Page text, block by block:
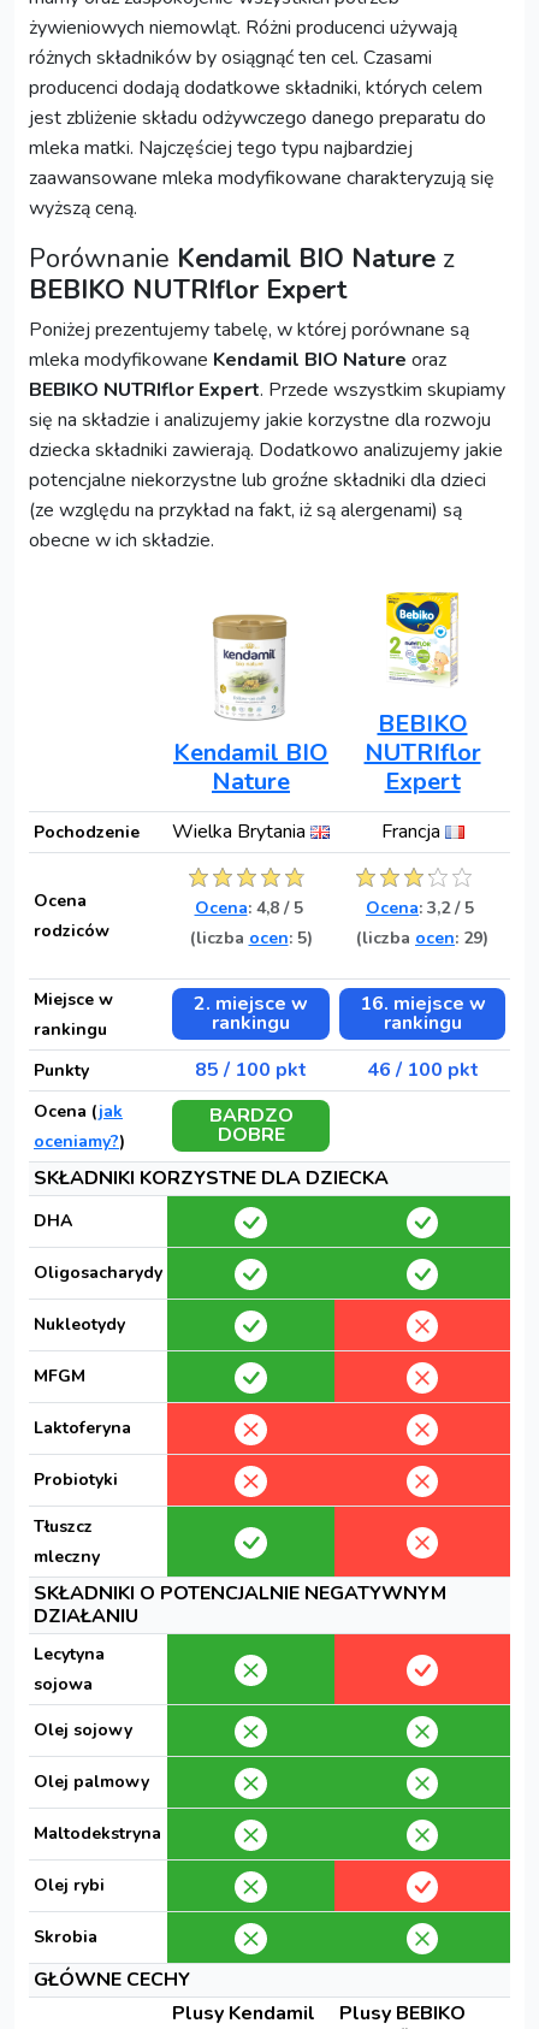
żywieniowych niemowląt. Różni producenci używają
różnych składników by osiągnąć ten cel. Czasami
producenci dodają dodatkowe składniki, których celem
jest zbliżenie składu odżywczego danego preparatu do
mleka matki. Najczęściej tego typu najbardziej
zaawansowane mleka modyfikowane charakteryzują się
wyższą ceną.
Porównanie Kendamil BIO Nature z
BEBIKO NUTRIflor Expert
Poniżej prezentujemy tabelę, w której porównane są
mleka modyfikowane Kendamil BIO Nature oraz
BEBIKO NUTRIflor Expert. Przede wszystkim skupiamy
się na składzie i analizujemy jakie korzystne dla rozwoju
dziecka składniki zawierają. Dodatkowo analizujemy jakie
potencjalne niekorzystne lub groźne składniki dla dzieci
(ze względu na przykład na fakt, iż są alergenami) są
obecne w ich składzie.
Kendamil BIO
Nature
BEBIKO
NUTRIflor
Expert
Pochodzenie Wielka Brytania Francja
Ocena
rodziców
Ocena: 4,8/ 5
(liczba ocen: 5)
Ocena: 3,2/ 5
(liczba ocen: 29)
Miejsce w
rankingu
2. miejsce w
rankingu
16. miejsce w
rankingu
Punkty 85 / 100 pkt 46 / 100 pkt
Ocena (jak
oceniamy?)
BARDZO
DOBRE
SKŁADNIKI KORZYSTNE DLA DZIECKA
DHA
Oligosacharydy
Nukleotydy
MFGM
Laktoferyna
Probiotyki
Tłuszcz
mleczny
SKŁADNIKI O POTENCJALNIE NEGATYWNYM
DZIAŁANIU
Lecytyna
sojowa
Olej sojowy
Olej palmowy
Maltodekstryna
Olej rybi
Skrobia
GŁÓWNE CECHY
Plusy Kendamil
Plusy BEBIKO